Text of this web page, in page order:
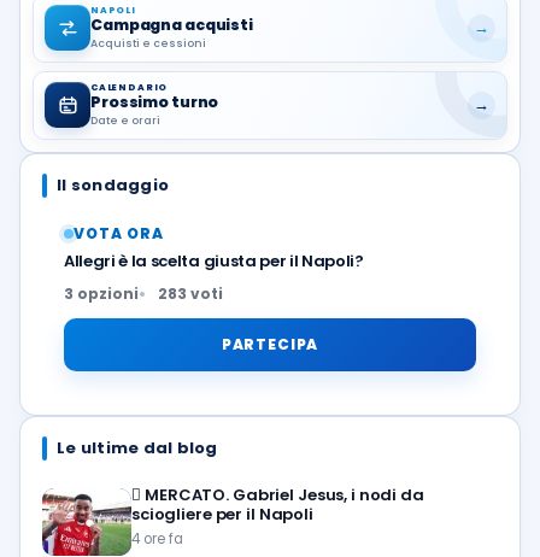
NAPOLI
Campagna acquisti
Acquisti e cessioni
→
CALENDARIO
Prossimo turno
Date e orari
→
Il sondaggio
VOTA ORA
Allegri è la scelta giusta per il Napoli?
3 opzioni 283 voti
PARTECIPA
Le ultime dal blog
🪎 MERCATO. Gabriel Jesus, i nodi da
sciogliere per il Napoli
4 ore fa